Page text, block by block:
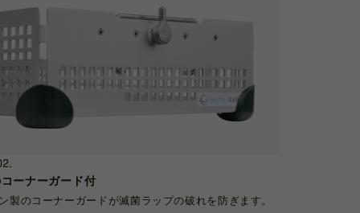
ーナーガード付
製のコーナーガードが滅菌ラップの破れを防ぎます。